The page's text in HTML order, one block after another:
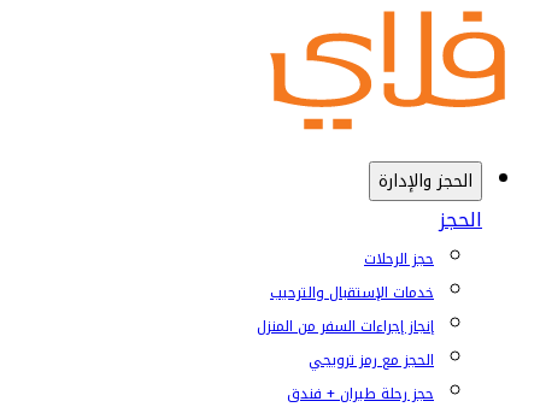
الحجز والإدارة
الحجز
حجز الرحلات
خدمات الإستقبال والترحيب
إنجاز إجراءات السفر من المنزل
الحجز مع رمز ترويجي
حجز رحلة طيران + فندق